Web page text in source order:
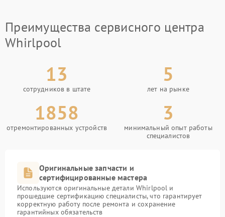
Преимущества сервисного центра
Whirlpool
13
сотрудников в штате
5
лет на рынке
1858
отремонтированных устройств
3
минимальный опыт работы
специалистов
Оригинальные запчасти и
сертифицированные мастера
Используются оригинальные детали Whirlpool и
прошедшие сертификацию специалисты, что гарантирует
корректную работу после ремонта и сохранение
гарантийных обязательств